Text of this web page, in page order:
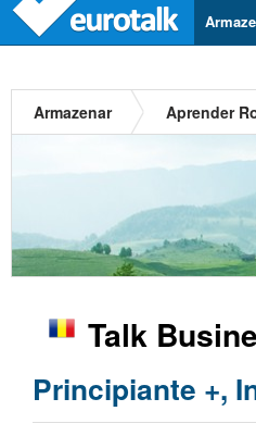
Armazenar Aprender
Talk
Principiante +,